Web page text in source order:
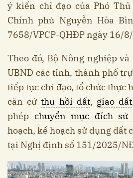
ý kiến chỉ đạo của Phó
Chính phủ Nguyễn Hòa
7658/VPCP-QHĐP ngày 16/
Theo đó, Bộ Nông nghiệp
UBND các tỉnh, thành phố
tiếp tục chỉ đạo, tổ chức thực
căn cứthu hồi đất, giao đất
phép chuyển mục đích sử
hoạch, kế hoạch sử dụng đất
tại Nghị định số 151/2025/